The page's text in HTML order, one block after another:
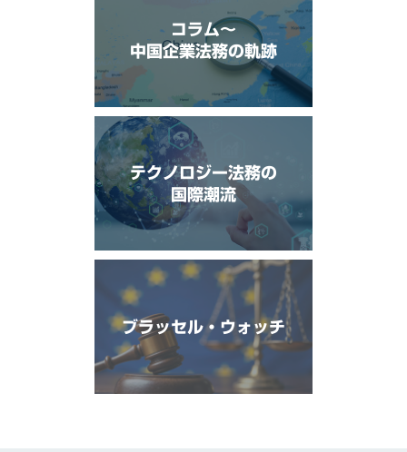
コラム〜
中国企業法務の軌跡
テクノロジー法務の
国際潮流
ブラッセル・ウォッチ